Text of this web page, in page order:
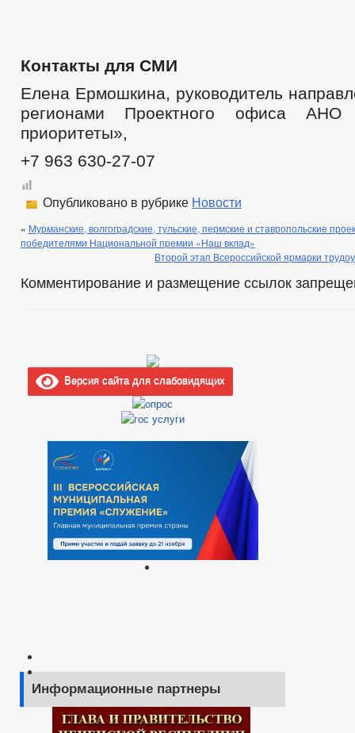
Контакты для СМИ
Елена Ермошкина, руководитель
регионами Проектного офиса АНО
приоритеты»,
+7 963 630-27-07
Опубликовано в рубрике Новости
« Мурманские, волгоградские, тульские, пермские и ставропольские
победителями Национальной премии «Наш вклад»
Второй этап Всероссийской ярмарки
Комментирование и размещение ссылок
Версия сайта для слабовидящих
Информационные партнеры